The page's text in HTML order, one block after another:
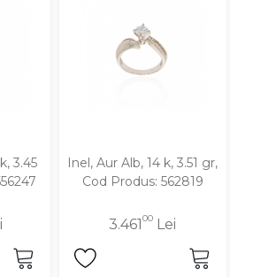
3.45
Inel, Aur Alb, 14 k, 3.51 gr,
Cod Produs: 562819
3.46100 Lei